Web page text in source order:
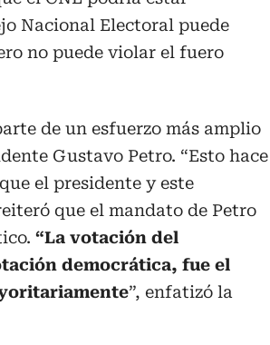
Nacional Electoral puede
no puede violar el fuero
de un esfuerzo más amplio
Gustavo Petro. “Esto hace
el presidente y este
que el mandato de Petro
“La votación del
democrática, fue el
”, enfatizó la